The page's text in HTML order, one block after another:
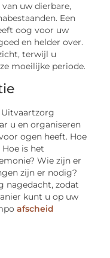
uw dierbare,
Een
oog voor uw
en helder over.
terwijl u
moeilijke periode.
Uitvaartzorg
u en organiseren
ogen heeft. Hoe
is het
Wie zijn er
zijn er nodig?
nagedacht, zodat
kunt u op uw
afscheid